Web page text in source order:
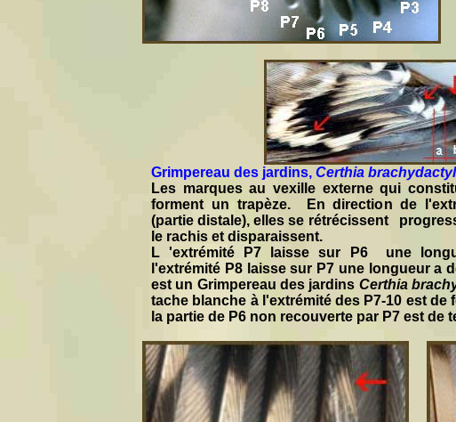
Grimpereau des jardins, Certhia
Les marques au vexille externe qui
forment un trapèze. En direction de
(partie distale), elles se rétrécissent
le rachis et disparaissent.
L 'extrémité P7 laisse sur P6 une
l'extrémité P8 laisse sur P7 une longueur a
est un Grimpereau des jardins Certhia
tache blanche à l'extrémité des P7-10 est de
la partie de P6 non recouverte par P7 est de